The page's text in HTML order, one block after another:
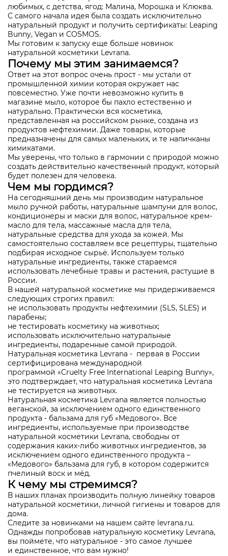
любимых, с детства, ягод: Малина, Морошка и Клюква.
С самого начала идея была создать исключительно
натуральный продукт и получить сертификаты: Leaping
Bunny, Vegan и COSMOS.
Мы готовим к запуску еще больше новинок
натуральной косметики Levrana.
Почему мы этим занимаемся?
Ответ на этот вопрос очень прост - мы устали от
промышленной химии которая окружает нас
повсеместно. Уже почти невозможно купить в
магазине мыло, которое бы пахло естественно и
натурально. Практически вся косметика,
представленная на российском рынке, создана из
продуктов нефтехимии. Даже товары, которые
предназначены для самых маленьких, и те напичканы
химикатами.
Мы уверены, что только в гармонии с природой можно
создать действительно качественный продукт, который
будет полезен для человека.
Чем мы гордимся?
На сегодняшний день мы производим натуральное
мыло ручной работы, натуральные шампуни для волос,
кондиционеры и маски для волос, натуральное крем-
масло для тела, массажные масла для тела,
натуральные средства для ухода за кожей. Мы
самостоятельно составляем все рецептуры, тщательно
подбирая исходное сырьё. Используем только
натуральные ингредиенты, также стараемся
использовать лечебные травы и растения, растущие в
России.
В нашей натуральной косметике мы придерживаемся
следующих строгих правил:
не использовать продукты нефтехимии (SLS, SLES) и
парабены;
не тестировать косметику на животных;
использовать исключительно натуральные
ингредиенты, подаренные самой природой.
Натуральная косметика Levrana - первая в России
сертифицирована международной
программой «Cruelty Free International Leaping Bunny»,
это подтверждает, что натуральная косметика Levrana
не тестируется на животных.
Натуральная косметика Levrana является полностью
веганской, за исключением одного единственного
продукта - бальзама для губ «Медового». Все
ингредиенты, используемые при производстве
натуральной косметики Levrana, свободны от
содержания каких-либо животных ингредиентов, за
исключением одного единственного продукта –
«Медового» бальзама для губ, в котором содержится
пчелиный воск и мёд.
К чему мы стремимся?
В наших планах производить полную линейку товаров
натуральной косметики, личной гигиены и товаров для
дома.
Следите за новинками на нашем сайте levrana.ru.
Однажды попробовав натуральную косметику Levrana,
вы поймете, что натуральное - это самое лучшее
и единственное, что вам нужно!